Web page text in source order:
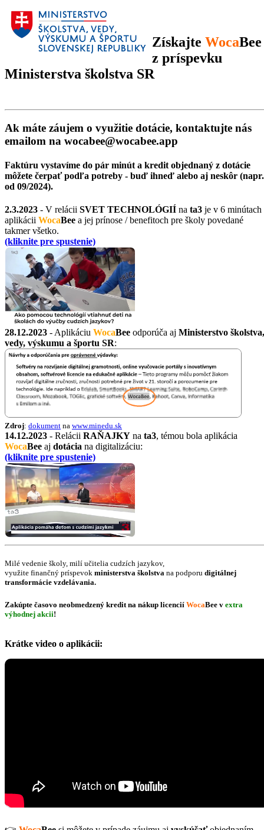
Získajte WocaBee
z príspevku
Ministerstva školstva SR
Ak máte záujem o využitie dotácie, kontaktujte nás
emailom na wocabee@wocabee.app
Faktúru vystavíme do pár minút a kredit objednaný z dotácie
môžete čerpať podľa potreby - buď ihneď alebo aj neskôr (napr.
od 09/2024).
2.3.2023 - V relácii SVET TECHNOLÓGIÍ na ta3 je v 6 minútach
aplikácii WocaBee a jej prínose / benefitoch pre školy povedané
takmer všetko.
(kliknite pre spustenie)
28.12.2023 - Aplikáciu WocaBee odporúča aj Ministerstvo školstva,
vedy, výskumu a športu SR:
Zdroj: dokument na www.minedu.sk
14.12.2023 - Relácii RAŇAJKY na ta3, témou bola aplikácia
WocaBee aj dotácia na digitalizáciu:
(kliknite pre spustenie)
Milé vedenie školy, milí učitelia cudzích jazykov,
využite finančný príspevok ministerstva školstva na podporu digitálnej
transformácie vzdelávania.
Zakúpte časovo neobmedzený kreditna nákup licencií WocaBee v extra
výhodnej akcii!
Krátke video o aplikácii: